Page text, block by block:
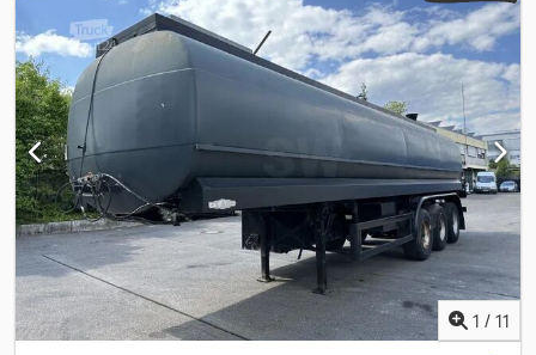
ET REPEINTE !! • ABS • 3 x essieux BPW ECO-Plus à suspension
pneumatique • 3 x essieux directeurs • dispositif de
levée/abaissement • rampes d'accès hydrauliques en 2 parties •
plateau abaissable hydrauliquement • extensible à 3 m de largeur
• panneaux d'avertissement • prise NATO pour pompe
électrique/hydraulique • longueur totale : 16 000 mm • poids à
vide : 15 900 kg • PTAC : 48 000 kg (techniquement possible : 48
000 kg) • charge utile : 32 100 kg • 4 x manomètres de charge par
essieu Dcodpfx Aowpknwef Rok • jumelés : 235/75 R17.5 - Contrôle
technique / inspection et SP : !! neuf !! - Véhicule allemand ! Sous
réserve d'erreurs et de vente préalable !
1 / 11